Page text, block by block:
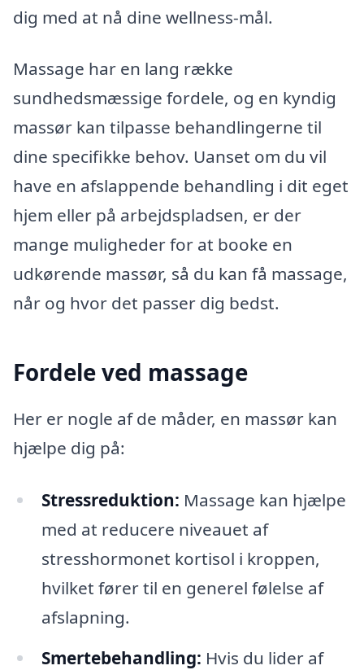
dig med at nå dine wellness-mål.
Massage har en lang række
sundhedsmæssige fordele, og en kyndig
massør kan tilpasse behandlingerne til
dine specifikke behov. Uanset om du vil
have en afslappende behandling i dit eget
hjem eller på arbejdspladsen, er der
mange muligheder for at booke en
udkørende massør, så du kan få massage,
når og hvor det passer dig bedst.
Fordele ved massage
Her er nogle af de måder, en massør kan
hjælpe dig på:
Stressreduktion: Massage kan hjælpe
med at reducere niveauet af
stresshormonet kortisol i kroppen,
hvilket fører til en generel følelse af
afslapning.
Smertebehandling: Hvis du lider af